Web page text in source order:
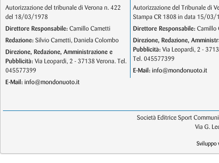
Autorizzazione del tribunale di Verona n. 422
del 18/03/1978
Direttore Responsabile: Camillo Cametti
Redazione: Silvio Cametti, Daniela Colombo
Direzione, Redazione, Amministrazione e
Pubblicità: Via Leopardi, 2 - 37138 Verona. Tel.
045577399
E-Mail: info@mondonuoto.it
Autorizzazione del Tribunale di
Stampa CR 1808 in data 15/03/
Direttore Responsabile: Camillo
Direzione, Redazione,
Pubblicità: Via Leopardi, 2 -
Tel. 045577399
E-Mail: info@mondonuoto.it
Società Editrice Sport
Via G.
Sviluppo